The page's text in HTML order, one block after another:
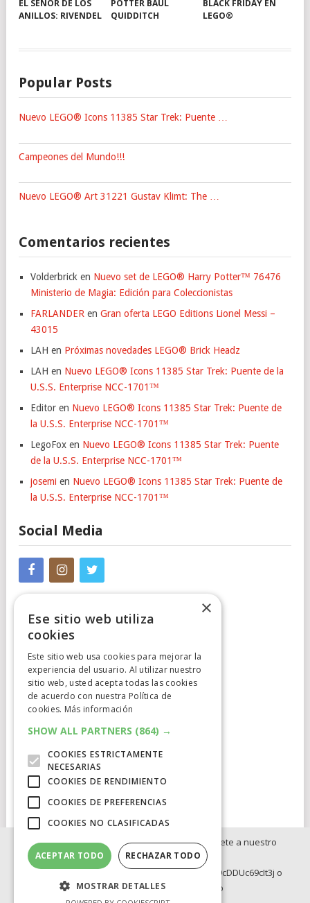
EL SEÑOR DE LOS
ANILLOS: RIVENDEL
POTTER BAÚL
QUIDDITCH
BLACK FRIDAY EN
LEGO®
Popular Posts
Nuevo LEGO® Icons 11385 Star Trek: Puente …
Campeones del Mundo!!!
Nuevo LEGO® Art 31221 Gustav Klimt: The …
Comentarios recientes
Volderbrick en Nuevo set de LEGO® Harry Potter™ 76476
Ministerio de Magia: Edición para Coleccionistas
FARLANDER en Gran oferta LEGO Editions Lionel Messi –
43015
LAH en Próximas novedades LEGO® Brick Headz
LAH en Nuevo LEGO® Icons 11385 Star Trek: Puente de la
U.S.S. Enterprise NCC-1701™
Editor en Nuevo LEGO® Icons 11385 Star Trek: Puente de
la U.S.S. Enterprise NCC-1701™
LegoFox en Nuevo LEGO® Icons 11385 Star Trek: Puente
de la U.S.S. Enterprise NCC-1701™
josemi en Nuevo LEGO® Icons 11385 Star Trek: Puente de
la U.S.S. Enterprise NCC-1701™
Social Media
Cumplimiento Normativo
Aviso Legal
Política de Privacidad
Política de Cookies
Clausula de afiliación
ELCATALEJOCOPYRIGHT © 2026.POWERED BYIDIGAUD
BLOG INVERSION OFERTAS INTERNACIONLES
Si no quieres perderte ninguna novedad, únete a nuestro
WhatsApp:
https://whatsapp.com/channel/0029Va8BRdy9cDDUc69cIt3j o
Telegram: https://t.me/elcatalejo
×
Ese sitio web utiliza
cookies
Este sitio web usa cookies para mejorar la
experiencia del usuario. Al utilizar nuestro
sitio web, usted acepta todas las cookies
de acuerdo con nuestra Política de
cookies. Más información
SHOW ALL PARTNERS (864) →
COOKIES ESTRICTAMENTE
NECESARIAS
COOKIES DE RENDIMIENTO
COOKIES DE PREFERENCIAS
COOKIES NO CLASIFICADAS
ACEPTAR TODO RECHAZAR TODO
MOSTRAR DETALLES